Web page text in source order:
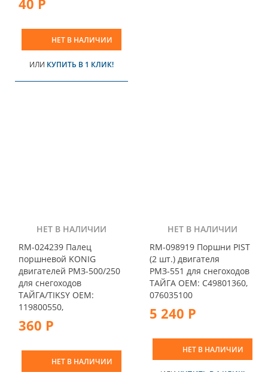
НЕТ В НАЛИЧИИ
ИЛИ КУПИТЬ В 1 КЛИК!
НЕТ В НАЛИЧИИ
RM-024239 Палец
поршневой KONIG
двигателей РМЗ-500/250
для снегоходов
ТАЙГА/TIKSY OEM:
119800550,
360 Р
НЕТ В НАЛИЧИИ
НЕТ В НАЛИЧИИ
RM-098919 Поршни PIST
(2 шт.) двигателя
РМЗ-551 для снегоходов
ТАЙГА OEM: C49801360,
076035100
5 240 Р
НЕТ В НАЛИЧИИ